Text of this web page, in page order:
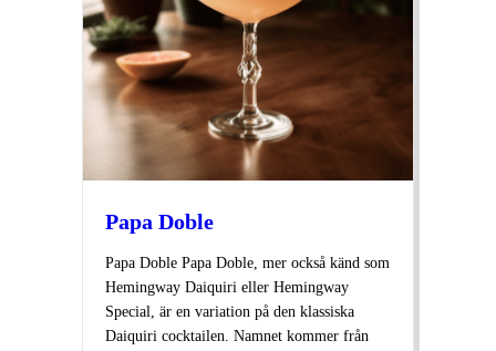
Papa Doble
Papa Doble Papa Doble, mer också känd som
Hemingway Daiquiri eller Hemingway
Special, är en variation på den klassiska
Daiquiri cocktailen. Namnet kommer från